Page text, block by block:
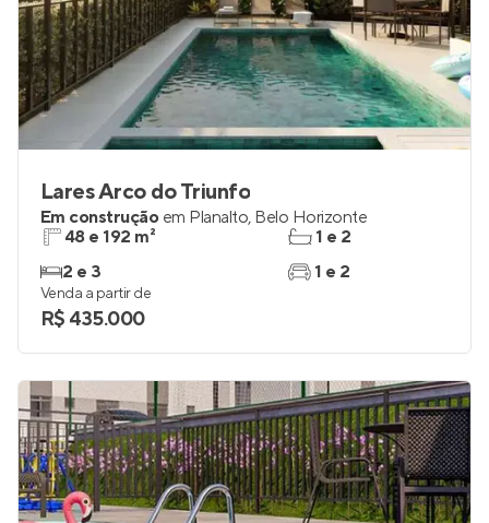
Lares Arco do Triunfo
Em construção em Planalto, Belo Horizonte
48 e 192 m²
2 e 3
1 e 2
1 e 2
Venda a partir de
R$ 435.000